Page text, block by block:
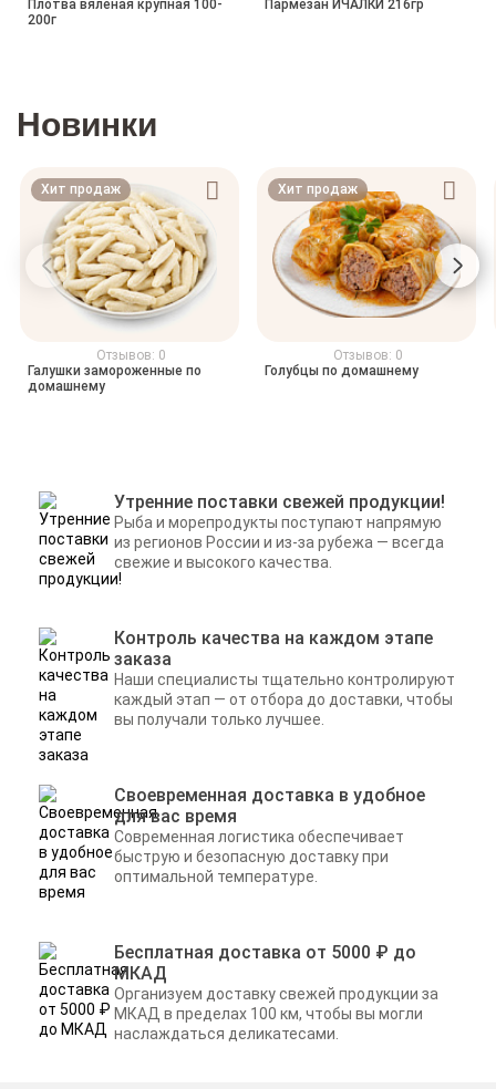
Плотва вяленая крупная 100-
200г
Пармезан ИЧАЛКИ 216гр
Новинки
Хит продаж
Отзывов: 0
Галушки замороженные по
домашнему
Хит продаж
Отзывов: 0
Голубцы по домашнему
Утренние поставки свежей продукции!
Рыба и морепродукты поступают напрямую
из регионов России и из-за рубежа — всегда
свежие и высокого качества.
Контроль качества на каждом этапе
заказа
Наши специалисты тщательно контролируют
каждый этап — от отбора до доставки, чтобы
вы получали только лучшее.
Своевременная доставка в удобное
для вас время
Современная логистика обеспечивает
быструю и безопасную доставку при
оптимальной температуре.
Бесплатная доставка от 5000 ₽ до
МКАД
Организуем доставку свежей продукции за
МКАД в пределах 100 км, чтобы вы могли
наслаждаться деликатесами.